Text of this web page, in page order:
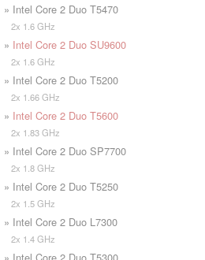
» Intel Core 2 Duo T5470
2x 1.6 GHz
» Intel Core 2 Duo SU9600
2x 1.6 GHz
» Intel Core 2 Duo T5200
2x 1.66 GHz
» Intel Core 2 Duo T5600
2x 1.83 GHz
» Intel Core 2 Duo SP7700
2x 1.8 GHz
» Intel Core 2 Duo T5250
2x 1.5 GHz
» Intel Core 2 Duo L7300
2x 1.4 GHz